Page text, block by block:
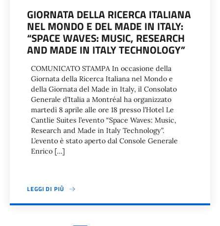
GIORNATA DELLA RICERCA ITALIANA
NEL MONDO E DEL MADE IN ITALY:
“SPACE WAVES: MUSIC, RESEARCH
AND MADE IN ITALY TECHNOLOGY”
COMUNICATO STAMPA In occasione della
Giornata della Ricerca Italiana nel Mondo e
della Giornata del Made in Italy, il Consolato
Generale d’Italia a Montréal ha organizzato
martedì 8 aprile alle ore 18 presso l’Hotel Le
Cantlie Suites l’evento “Space Waves: Music,
Research and Made in Italy Technology”.
L’evento è stato aperto dal Console Generale
Enrico […]
LEGGI DI PIÙ